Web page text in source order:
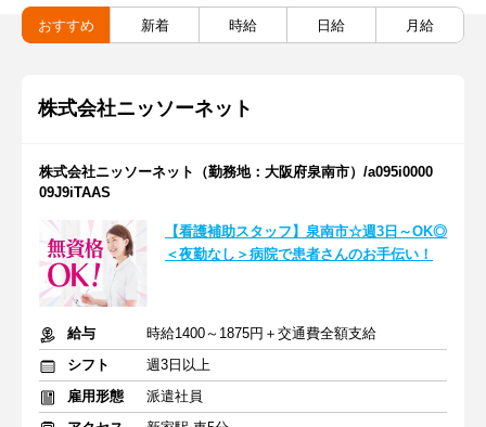
おすすめ 新着 時給 日給 月給
株式会社ニッソーネット
株式会社ニッソーネット（勤務地：大阪府泉南市）/a095i0000
09J9iTAAS
【看護補助スタッフ】泉南市☆週3日～OK◎
＜夜勤なし＞病院で患者さんのお手伝い！
給与
時給1400～1875円＋交通費全額支給
シフト
週3日以上
雇用形態
派遣社員